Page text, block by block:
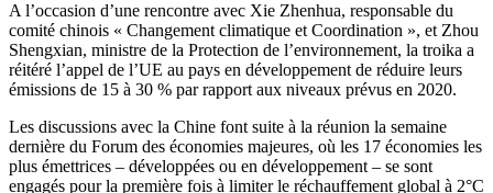
A l’occasion d’une rencontre avec Xie Zhenhua, responsable du
comité chinois « Changement climatique et Coordination », et Zhou
Shengxian, ministre de la Protection de l’environnement, la troika a
réitéré l’appel de l’UE au pays en développement de réduire leurs
émissions de 15 à 30 % par rapport aux niveaux prévus en 2020.
Les discussions avec la Chine font suite à la réunion la semaine
dernière du Forum des économies majeures, où les 17 économies les
plus émettrices – développées ou en développement – se sont
engagés pour la première fois à limiter le réchauffement global à 2°C